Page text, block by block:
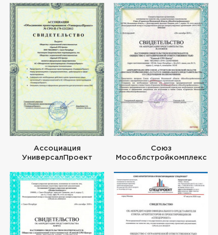
Ассоциация
УниверсалПроект
Союз
Мособлстройкомплекс